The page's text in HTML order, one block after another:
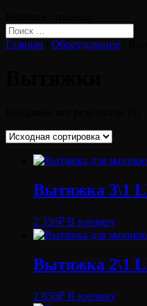
Главная Оборудование
Вытяжка 3\1
2 350₽ В корзину
Вытяжка 2\1
2 850₽ В корзину